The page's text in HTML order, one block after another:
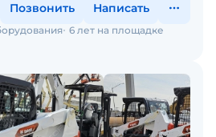
Позвонить Написать
6 лет на площадке